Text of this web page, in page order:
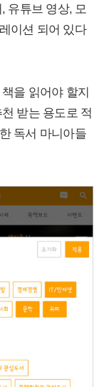
유튜브 영상, 모
이션 되어 있다
을 읽어야 할지
받는 용도로 적
독서 마니아들